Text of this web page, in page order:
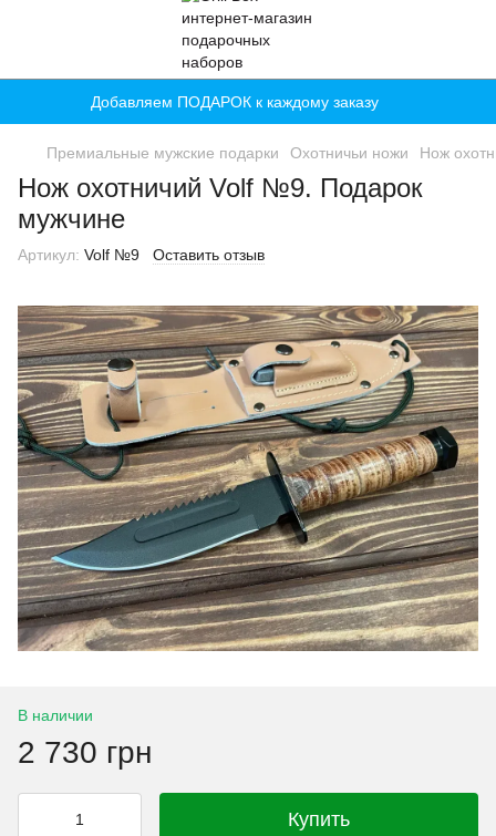
Добавляем ПОДАРОК к каждому заказу
Премиальные мужские подарки Охотничьи ножи Нож
Нож охотничий Volf №9. Подарок
мужчине
Артикул: Volf №9 Оставить отзыв
В наличии
2 730 грн
Купить